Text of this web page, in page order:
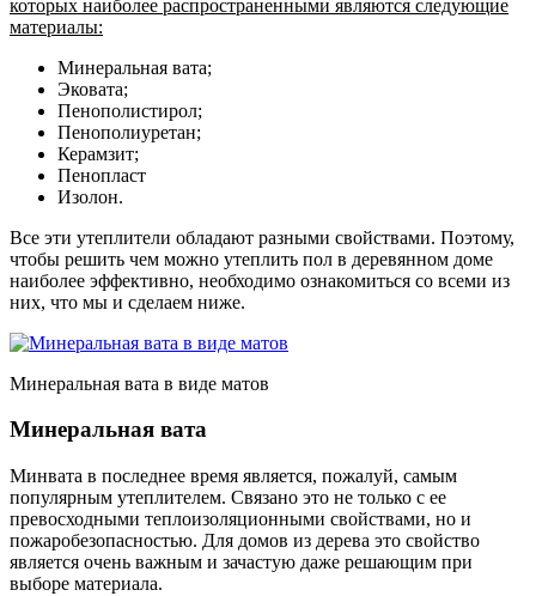
которых наиболее распространенными являются следующие
материалы:
Минеральная вата;
Эковата;
Пенополистирол;
Пенополиуретан;
Керамзит;
Пенопласт
Изолон.
Все эти утеплители обладают разными свойствами. Поэтому,
чтобы решить чем можно утеплить пол в деревянном доме
наиболее эффективно, необходимо ознакомиться со всеми из
них, что мы и сделаем ниже.
Минеральная вата в виде матов
Минеральная вата
Минвата в последнее время является, пожалуй, самым
популярным утеплителем. Связано это не только с ее
превосходными теплоизоляционными свойствами, но и
пожаробезопасностью. Для домов из дерева это свойство
является очень важным и зачастую даже решающим при
выборе материала.